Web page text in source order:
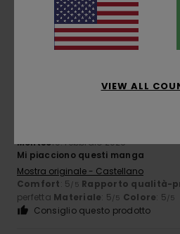
Mostra originale - Castellano
Comfort: 5/5 Taglia
Consiglio questo prodotto
5/5
Montse19. febbraio 2026
Mi piacciono questi manga
Mostra originale - Castellano
Comfort: 5/5 Rapporto qualità-
perfetta Materiale: 5/5 Colore: 5/5
Consiglio questo prodotto
VIEW ALL